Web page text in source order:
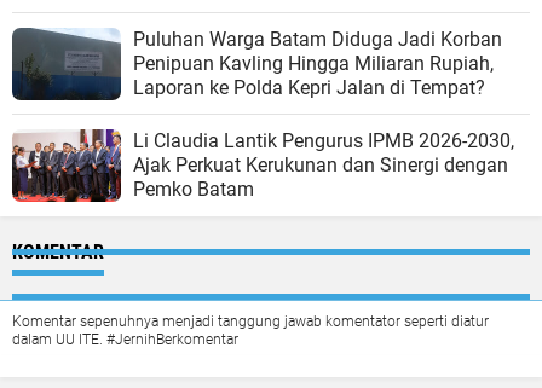
Puluhan Warga Batam Diduga Jadi Korban
Penipuan Kavling Hingga Miliaran Rupiah,
Laporan ke Polda Kepri Jalan di Tempat?
Li Claudia Lantik Pengurus IPMB 2026-2030,
Ajak Perkuat Kerukunan dan Sinergi dengan
Pemko Batam
KOMENTAR
Komentar sepenuhnya menjadi tanggung jawab komentator seperti diatur
dalam UU ITE. #JernihBerkomentar